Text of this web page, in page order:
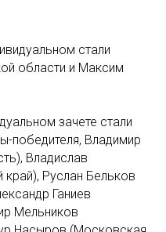
стали
области и Максим
зачете стали
победителя, Владимир
Владислав
Руслан Бельков
Ганиев
Мельников